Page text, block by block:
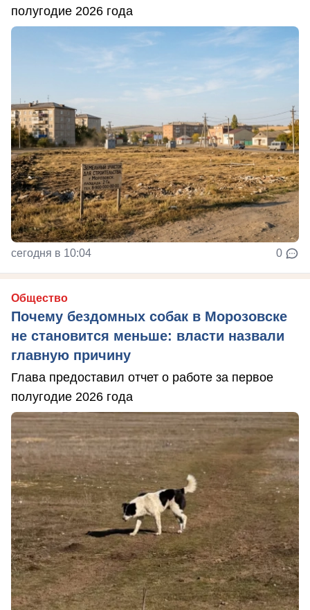
полугодие 2026 года
сегодня в 10:04 0
Общество
Почему бездомных собак в Морозовске
не становится меньше: власти назвали
главную причину
Глава предоставил отчет о работе за первое
полугодие 2026 года